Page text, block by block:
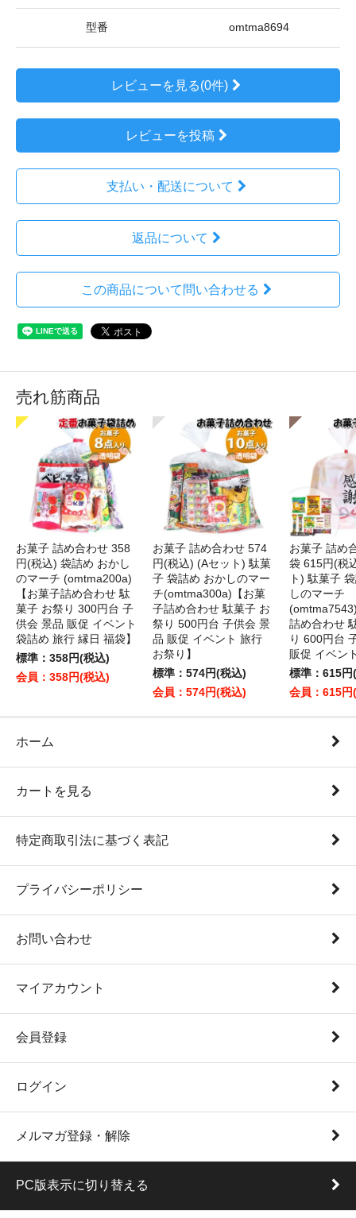
型番 omtma8694
レビューを見る(0件)
レビューを投稿
支払い・配送について
返品について
この商品について問い合わせる
売れ筋商品
お菓子 詰め合わせ 358
円(税込) 袋詰め おかし
のマーチ (omtma200a)
【お菓子詰め合わせ 駄
菓子 お祭り 300円台 子
供会 景品 販促 イベント
袋詰め 旅行 縁日 福袋】
標準：358円(税込)
会員：358円(税込)
お菓子 詰め合わせ 574
円(税込) (Aセット) 駄菓
子 袋詰め おかしのマー
チ(omtma300a)【お菓
子詰め合わせ 駄菓子 お
祭り 500円台 子供会 景
品 販促 イベント 旅行
お祭り】
標準：574円(税込)
会員：574円(税込)
お菓子 詰め
袋 615円(税
ト) 駄菓子
しのマーチ
詰め合わせ
り 600円台
販促 イベン
標準：615円
会員：615円
ホーム
カートを見る
特定商取引法に基づく表記
プライバシーポリシー
お問い合わせ
マイアカウント
会員登録
ログイン
メルマガ登録・解除
PC版表示に切り替える